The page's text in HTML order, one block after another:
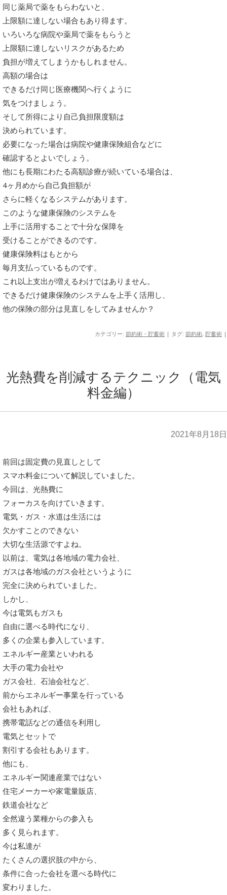
同じ薬局で薬をもらわないと、
上限額に達しない場合もあり得ます。
いろいろな病院や薬局で薬をもらうと
上限額に達しないリスクがあるため
負担が増えてしまうかもしれません。
高額の場合は
できるだけ同じ医療機関へ行くように
気をつけましょう。
そして所得により自己負担限度額は
決められています。
必要になった場合は病院や健康保険組合などに
確認するとよいでしょう。
他にも長期にわたる高額診療が続いている場合は、
4ヶ月めから自己負担額が
さらに軽くなるシステムがあります。
このような健康保険のシステムを
上手に活用することで十分な保障を
受けることができるのです。
健康保険料はもとから
毎月支払っているものです。
これ以上支出が増えるわけではありません。
できるだけ健康保険のシステムを上手く活用し、
他の保険の部分は見直しをしてみませんか？
カテゴリー: 節約術・貯蓄術 | タグ: 節約術, 貯蓄術 |
光熱費を削減するテクニック（電気
料金編）
2021年8月18日
前回は固定費の見直しとして
スマホ料金について解説していました。
今回は、光熱費に
フォーカスを向けていきます。
電気・ガス・水道は生活には
欠かすことのできない
大切な生活源ですよね。
以前は、電気は各地域の電力会社、
ガスは各地域のガス会社というように
完全に決められていました。
しかし、
今は電気もガスも
自由に選べる時代になり、
多くの企業も参入しています。
エネルギー産業といわれる
大手の電力会社や
ガス会社、石油会社など、
前からエネルギー事業を行っている
会社もあれば、
携帯電話などの通信を利用し
電気とセットで
割引する会社もあります。
他にも、
エネルギー関連産業ではない
住宅メーカーや家電量販店、
鉄道会社など
全然違う業種からの参入も
多く見られます。
今は私達が
たくさんの選択肢の中から、
条件に合った会社を選べる時代に
変わりました。